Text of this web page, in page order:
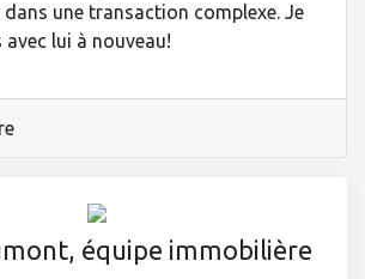
une transaction complexe. Je
lui à nouveau!
équipe immobilière